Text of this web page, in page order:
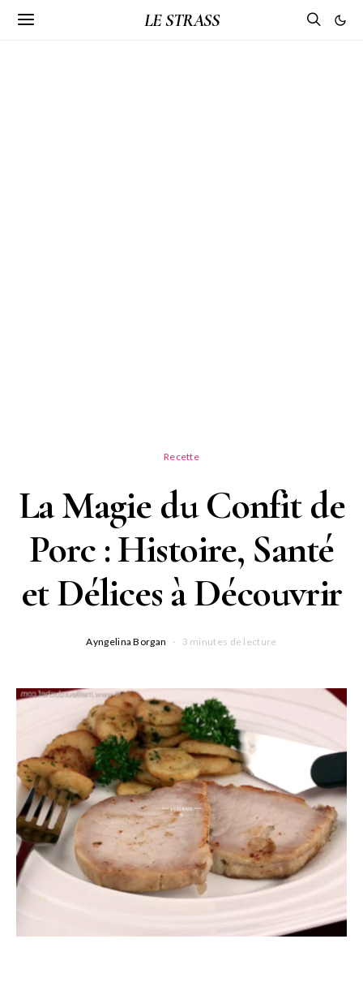
LE STRASS
Recette
La Magie du Confit de
Porc : Histoire, Santé
et Délices à Découvrir
Ayngelina Borgan 3 minutes de lecture